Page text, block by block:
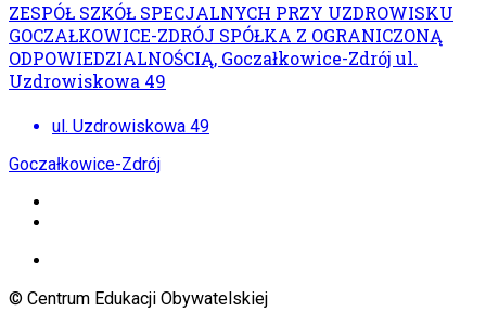
ZESPÓŁ SZKÓŁ SPECJALNYCH PRZY UZDROWISKU
GOCZAŁKOWICE-ZDRÓJ SPÓŁKA Z OGRANICZONĄ
ODPOWIEDZIALNOŚCIĄ, Goczałkowice-Zdrój ul.
Uzdrowiskowa 49
ul. Uzdrowiskowa 49
Goczałkowice-Zdrój
© Centrum Edukacji Obywatelskiej